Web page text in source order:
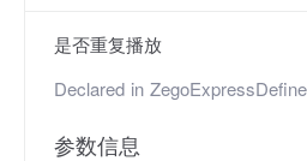
是否重复播放
Declared in
参数信息